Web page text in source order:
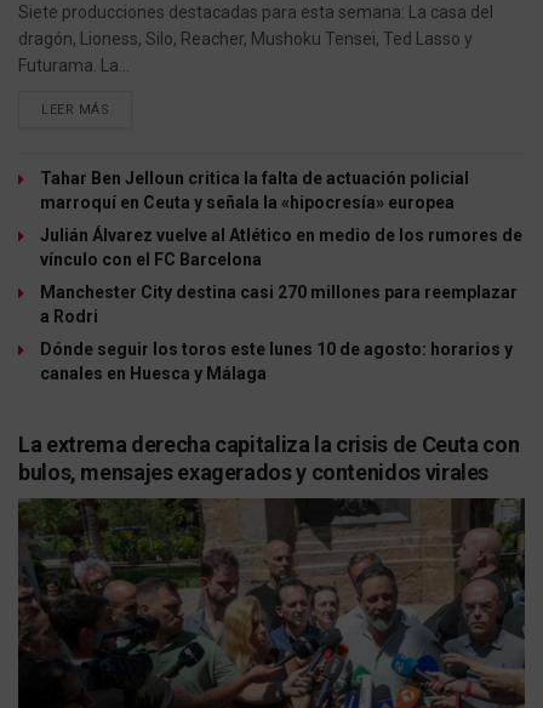
Siete producciones destacadas para esta semana: La casa del
dragón, Lioness, Silo, Reacher, Mushoku Tensei, Ted Lasso y
Futurama. La...
LEER MÁS
Tahar Ben Jelloun critica la falta de actuación policial
marroquí en Ceuta y señala la «hipocresía» europea
Julián Álvarez vuelve al Atlético en medio de los rumores de
vínculo con el FC Barcelona
Manchester City destina casi 270 millones para reemplazar
a Rodri
Dónde seguir los toros este lunes 10 de agosto: horarios y
canales en Huesca y Málaga
La extrema derecha capitaliza la crisis de Ceuta con
bulos, mensajes exagerados y contenidos virales